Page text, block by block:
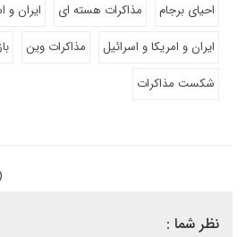
احیای برجام
مذاکرات هسته ای
ایران و
ایران و امریکا و اسرائیل
مذاکرات وین
شکست مذاکرات
نظر شما :